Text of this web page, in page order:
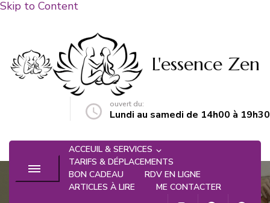
Skip to Content
L'essence Zen
ouvert du:
Lundi au samedi de 14h00 à 19h30
ACCEUIL & SERVICES
TARIFS & DÉPLACEMENTS
BON CADEAU
RDV EN LIGNE
ARTICLES À LIRE
ME CONTACTER